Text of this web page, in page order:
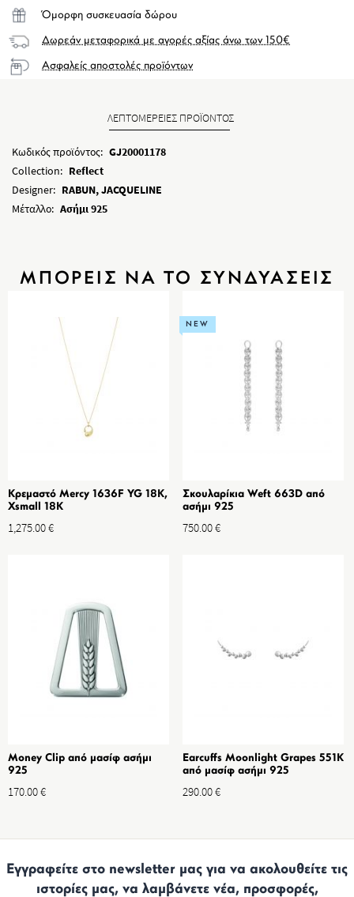
Όμορφη συσκευασία δώρου
Δωρεάν μεταφορικά με αγορές αξίας άνω των 150€
Ασφαλείς αποστολές προϊόντων
ΛΕΠΤΟΜΕΡΕΙΕΣ ΠΡΟΪΟΝΤΟΣ
Κωδικός προϊόντος: GJ20001178
Collection: Reflect
Designer: RABUN, JACQUELINE
Μέταλλο: Ασήμι 925
ΜΠΟΡΕΙΣ ΝΑ ΤΟ ΣΥΝΔΥΑΣΕΙΣ
Κρεμαστό Mercy 1636F YG 18K,
Xsmall 18K
1,275.00€
NEW
Σκουλαρίκια Weft 663D από
ασήμι 925
750.00€
Money Clip από μασίφ ασήμι
925
170.00€
Earcuffs Moonlight Grapes 551K
από μασίφ ασήμι 925
290.00€
Εγγραφείτε στο newsletter μας για να ακολουθείτε τις
ιστορίες μας, να λαμβάνετε νέα, προσφορές,